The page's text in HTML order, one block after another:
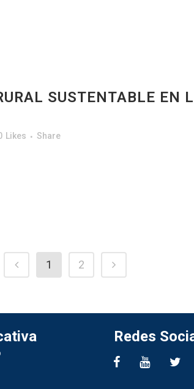
SUSTENTABLE EN
Likes Share
1 2
Redes